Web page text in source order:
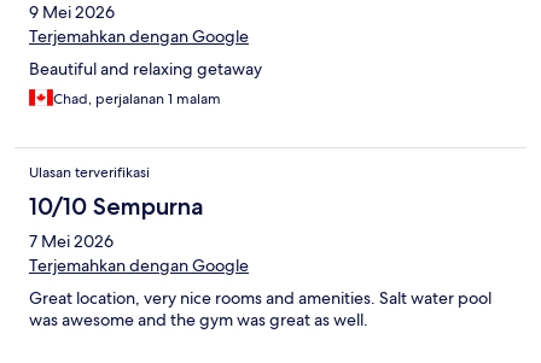
9 Mei 2026
Terjemahkan dengan Google
Beautiful and relaxing getaway
Chad, perjalanan 1 malam
Ulasan terverifikasi
10/10 Sempurna
7 Mei 2026
Terjemahkan dengan Google
Great location, very nice rooms and amenities. Salt water pool
was awesome and the gym was great as well.